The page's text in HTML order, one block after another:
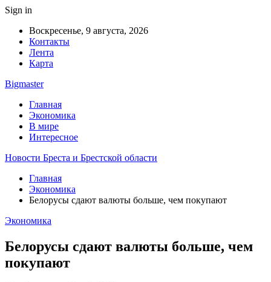
Sign in
Воскресенье, 9 августа, 2026
Контакты
Лента
Карта
Bigmaster
Главная
Экономика
В мире
Интересное
Новости Бреста и Брестской области
Главная
Экономика
Белорусы сдают валюты больше, чем покупают
Экономика
Белорусы сдают валюты больше, чем
покупают